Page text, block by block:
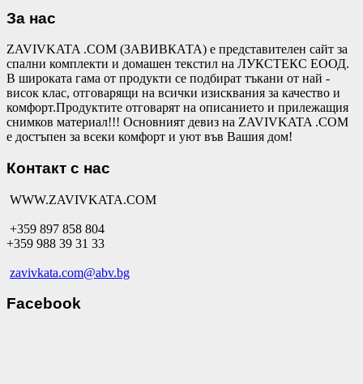
За нас
ZAVIVKATA .COM (ЗАВИВКАТА) е представителен сайт за
спални комплекти и домашен текстил на ЛУКСТЕКС ЕООД.
В широката гама от продукти се подбират тъкани от най -
висок клас, отговарящи на всички изисквания за качество и
комфорт.Продуктите отговарят на описанието и прилежащия
снимков материал!!! Основният девиз на ZAVIVKATA .COM
е достъпен за всеки комфорт и уют във Вашия дом!
Контакт с нас
WWW.ZAVIVKATA.COM
+359 897 858 804
+359 988 39 31 33
zavivkata.com@abv.bg
Facebook